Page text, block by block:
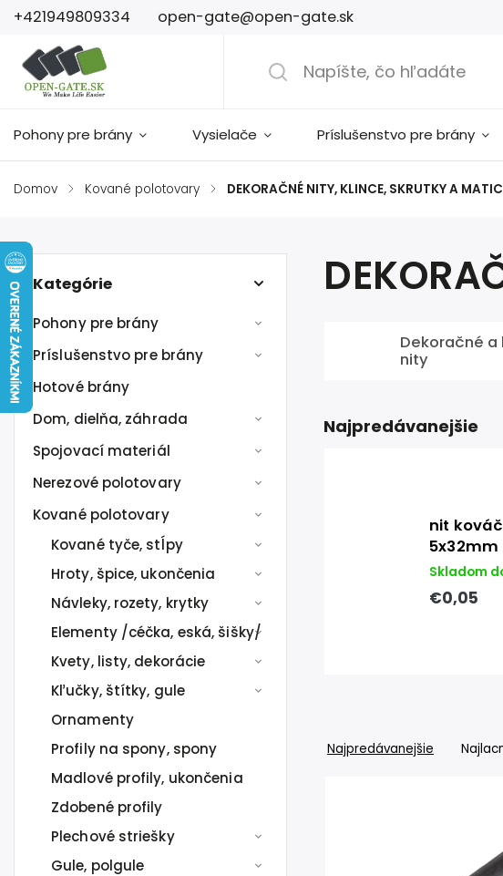
+421949809334 open-gate@open-gate.sk
Pohony pre brány Vysielače Príslušenstvo pre brány
Domov / Kované polotovary / DEKORAČNÉ NITY, KLINCE, SKRUTKY A
Kategórie
Pohony pre brány
Príslušenstvo pre brány
Hotové brány
Dom, dielňa, záhrada
Spojovací materiál
Nerezové polotovary
Kované polotovary
Kované tyče, stĺpy
Hroty, špice, ukončenia
Návleky, rozety, krytky
Elementy /céčka, eská, šišky/
Kvety, listy, dekorácie
Kľučky, štítky, gule
Ornamenty
Profily na spony, spony
Madlové profily, ukončenia
Zdobené profily
Plechové striešky
Gule, polgule
Dekoračné
nity
Najpredávanejšie
nit
5x32mm
Skladom
€0,05
Najpredávanejšie